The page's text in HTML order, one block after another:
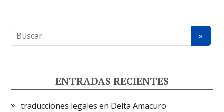
ENTRADAS RECIENTES
traducciones legales en Delta Amacuro